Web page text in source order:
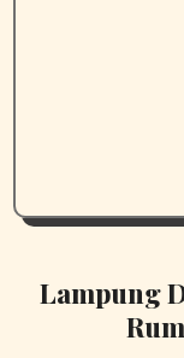
Lampung